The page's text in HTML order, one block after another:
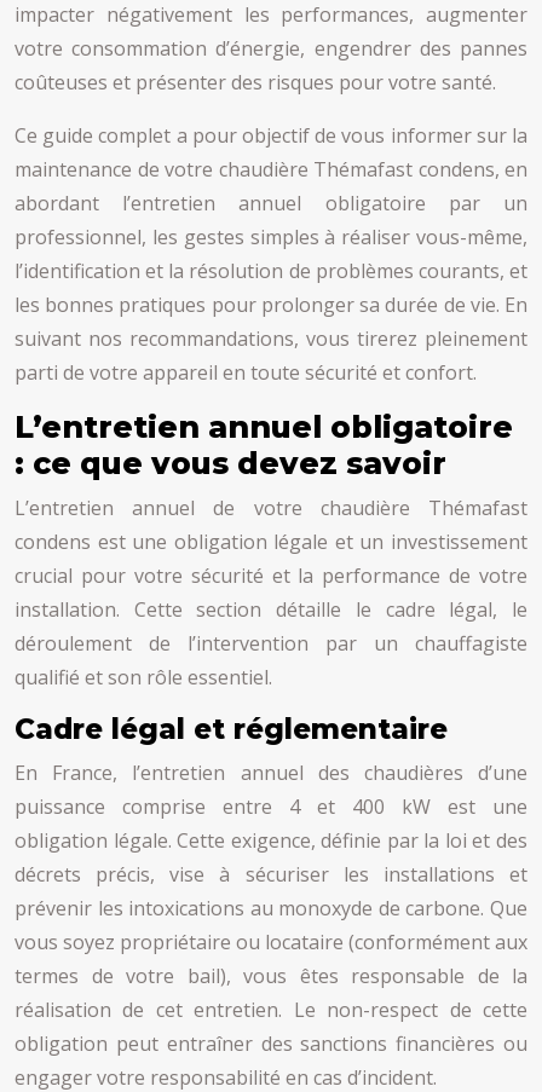
impacter négativement les performances, augmenter
votre consommation d’énergie, engendrer des pannes
coûteuses et présenter des risques pour votre santé.
Ce guide complet a pour objectif de vous informer sur la
maintenance de votre chaudière Thémafast condens, en
abordant l’entretien annuel obligatoire par un
professionnel, les gestes simples à réaliser vous-même,
l’identification et la résolution de problèmes courants, et
les bonnes pratiques pour prolonger sa durée de vie. En
suivant nos recommandations, vous tirerez pleinement
parti de votre appareil en toute sécurité et confort.
L’entretien annuel obligatoire
: ce que vous devez savoir
L’entretien annuel de votre chaudière Thémafast
condens est une obligation légale et un investissement
crucial pour votre sécurité et la performance de votre
installation. Cette section détaille le cadre légal, le
déroulement de l’intervention par un chauffagiste
qualifié et son rôle essentiel.
Cadre légal et réglementaire
En France, l’entretien annuel des chaudières d’une
puissance comprise entre 4 et 400 kW est une
obligation légale. Cette exigence, définie par la loi et des
décrets précis, vise à sécuriser les installations et
prévenir les intoxications au monoxyde de carbone. Que
vous soyez propriétaire ou locataire (conformément aux
termes de votre bail), vous êtes responsable de la
réalisation de cet entretien. Le non-respect de cette
obligation peut entraîner des sanctions financières ou
engager votre responsabilité en cas d’incident.